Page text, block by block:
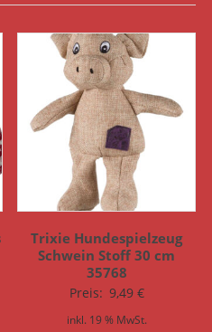
Trixie Hundespielzeug
Schwein Stoff 30 cm
35768
Preis: 9,49 €
inkl. 19 % MwSt.